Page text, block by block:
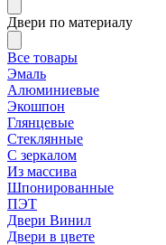
Двери по материалу
Все товары
Эмаль
Алюминиевые
Экошпон
Глянцевые
Стеклянные
С зеркалом
Из массива
Шпонированные
ПЭТ
Двери Винил
Двери в цвете